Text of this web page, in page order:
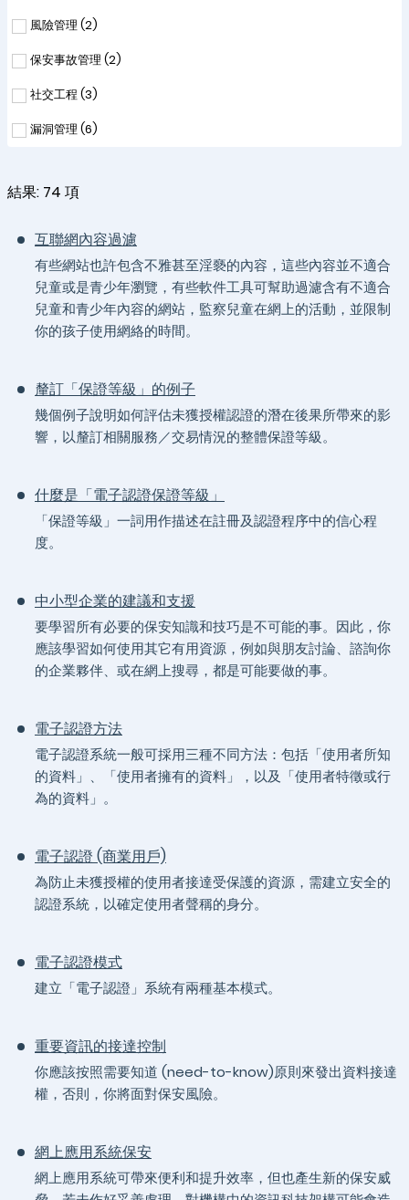
風險管理 (2)
保安事故管理 (2)
社交工程 (3)
漏洞管理 (6)
結果: 74 項
互聯網內容過濾
有些網站也許包含不雅甚至淫褻的內容，這些內容並不適合
兒童或是青少年瀏覽，有些軟件工具可幫助過濾含有不適合
兒童和青少年內容的網站，監察兒童在網上的活動，並限制
你的孩子使用網絡的時間。
釐訂「保證等級」的例子
幾個例子說明如何評估未獲授權認證的潛在後果所帶來的影
響，以釐訂相關服務／交易情況的整體保證等級。
什麼是「電子認證保證等級」
「保證等級」一詞用作描述在註冊及認證程序中的信心程
度。
中小型企業的建議和支援
要學習所有必要的保安知識和技巧是不可能的事。因此，你
應該學習如何使用其它有用資源，例如與朋友討論、諮詢你
的企業夥伴、或在網上搜尋，都是可能要做的事。
電子認證方法
電子認證系統一般可採用三種不同方法：包括「使用者所知
的資料」、「使用者擁有的資料」，以及「使用者特徵或行
為的資料」。
電子認證 (商業用戶)
為防止未獲授權的使用者接達受保護的資源，需建立安全的
認證系統，以確定使用者聲稱的身分。
電子認證模式
建立「電子認證」系統有兩種基本模式。
重要資訊的接達控制
你應該按照需要知道 (need-to-know)原則來發出資料接達
權，否則，你將面對保安風險。
網上應用系統保安
網上應用系統可帶來便利和提升效率，但也產生新的保安威